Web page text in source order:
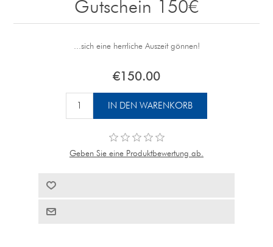
Gutschein 150€
...sich eine herrliche Auszeit gönnen!
€150.00
Geben Sie eine Produktbewertung ab.